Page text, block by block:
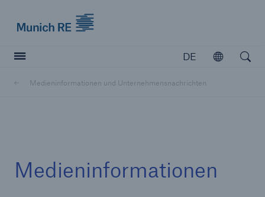
DE
Öffnen
Medieninformationen und Unternehmensnachrichten
Medieninformationen